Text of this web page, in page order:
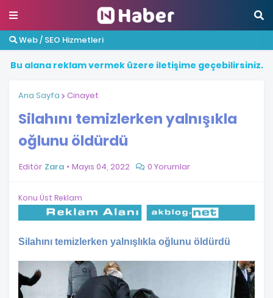
Web / SEO Hizmetleri
Bu alana reklamvermek üzere iletişime geçebilirsiniz.
Ana Sayfa Cinayet
Silahını temizlerken yalnışıkla
oğlunu öldürdü
Editör Zara Mayıs 04, 2022 0 Yorumlar
Konu Üst Reklam
Silahını temizlerken yalnışlıkla oğlunu öldürdü